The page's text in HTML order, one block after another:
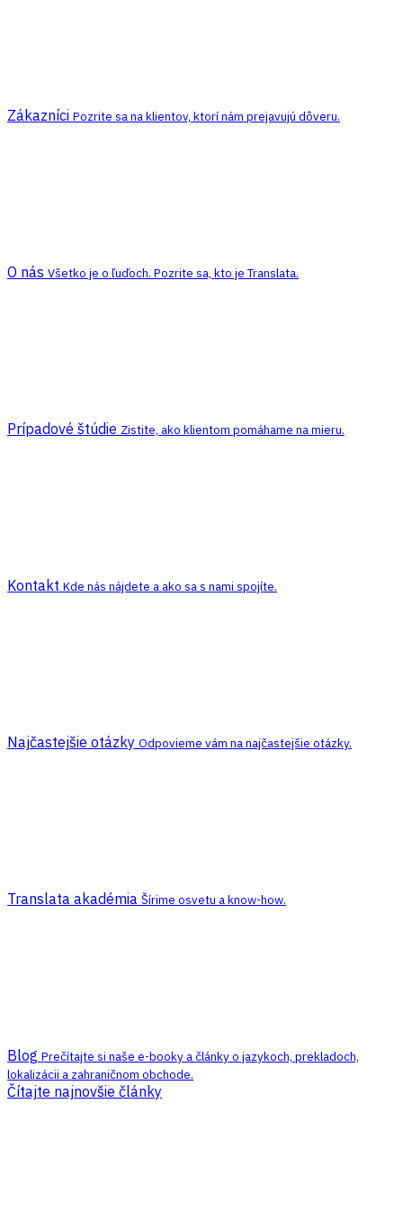
Zákazníci Pozrite sa na klientov, ktorí nám prejavujú dôveru.
O nás Všetko je o ľuďoch. Pozrite sa, kto je Translata.
Prípadové štúdie Zistite, ako klientom pomáhame na mieru.
Kontakt Kde nás nájdete a ako sa s nami spojíte.
Najčastejšie otázky Odpovieme vám na najčastejšie otázky.
Translata akadémia Šírime osvetu a know-how.
Blog Prečítajte si naše e-booky a články o jazykoch, prekladoch,
lokalizácii a zahraničnom obchode.
Čítajte najnovšie články